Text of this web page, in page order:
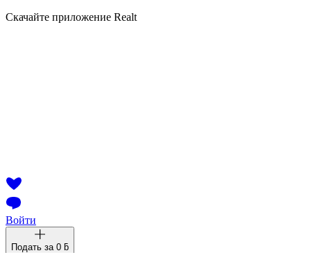
Скачайте приложение Realt
Войти
Подать за 0 ƃ